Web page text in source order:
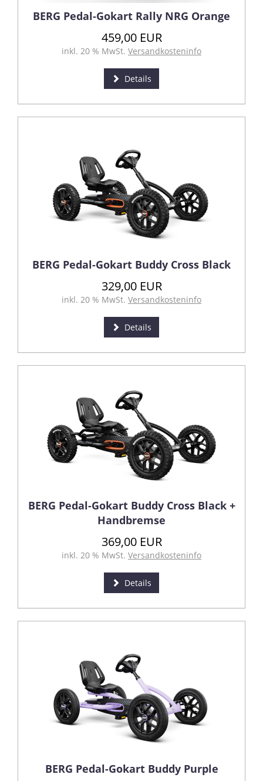
BERG Pedal-Gokart Rally NRG Orange
459,00 EUR
inkl. 20 % MwSt. Versandkosteninfo
Details
BERG Pedal-Gokart Buddy Cross Black
329,00 EUR
inkl. 20 % MwSt. Versandkosteninfo
Details
BERG Pedal-Gokart Buddy Cross Black +
Handbremse
369,00 EUR
inkl. 20 % MwSt. Versandkosteninfo
Details
BERG Pedal-Gokart Buddy Purple